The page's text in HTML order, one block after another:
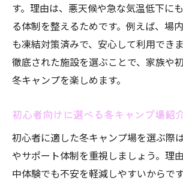
す。理由は、悪天候や急な気温低下に
る体制を整えるためです。例えば、場
も凍結対策済みで、安心して利用でき
徹底された施設を選ぶことで、家族や
冬キャンプを楽しめます。
初心者向けに選べる冬キャンプ場紹
初心者に適した冬キャンプ場を選ぶ際
やサポート体制を重視しましょう。理
中体験でも不安を軽減しやすいからで